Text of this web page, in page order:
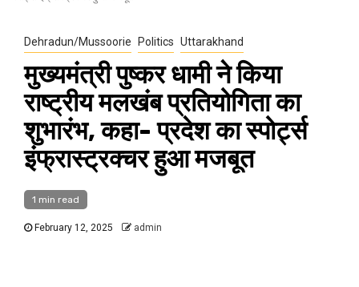
Dehradun/Mussoorie Politics Uttarakhand
मुख्यमंत्री पुष्कर धामी ने किया
राष्ट्रीय मलखंब प्रतियोगिता का
शुभारंभ, कहा- प्रदेश का स्पोर्ट्स
इंफ्रास्ट्रक्चर हुआ मजबूत
1 min read
February 12, 2025 admin